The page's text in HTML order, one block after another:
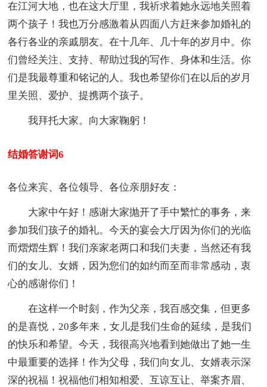
在江河大地，也在这大厅里，我祈求着她永远地关照着
两个孩子！我也万分感激着从四面八方赶来参加婚礼的
各行各业的亲戚朋友。在十几年、几十年的岁月中。你
们曾经关注、支持、帮助过我的写作、身体和生活。你
们是我最尊重和铭记的人。我也希望你们在以后的岁月
里关照、爱护、提携两个孩子。
我拜托大家。向大家鞠躬！
结婚答谢词6
各位来宾、各位领导、各位亲朋好友：
大家中午好！感谢大家抛开了手中繁忙的事务，来
参加我们孩子的婚礼。今天的宴会大厅因为你们的光临
而熠熠生辉！我们亲家老两口和我们夫妻，当然还有我
们的女儿、女婿，因为您们的如约而至而非常感动，衷
心的感谢你们！
在这样一个时刻，作为父亲，我百感交集，但更多
的是喜悦，20多年来，女儿是我们生命的延续，是我们
的快乐和希望。今天，我很高兴地看到她做出了她一生
中最重要的选择！作为父母，我们向女儿、女婿表示深
深的祝福！祝福他们相知相爱、互谅互让、举案齐眉、